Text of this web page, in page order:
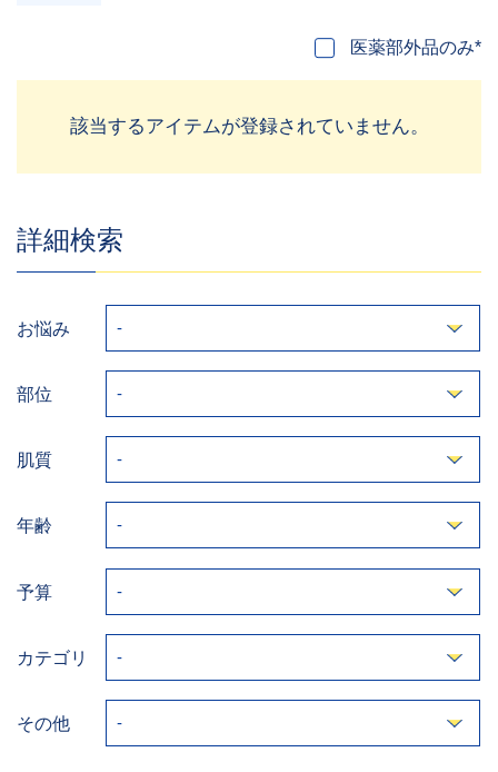
医薬部外品のみ*
該当するアイテムが登録されていません。
詳細検索
お悩み
部位
肌質
年齢
予算
カテゴリ
その他